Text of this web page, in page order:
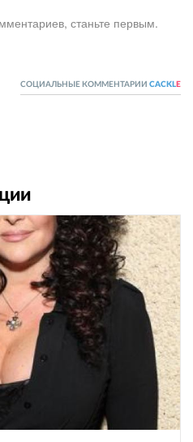
станьте первым.
СОЦИАЛЬНЫЕ КОММЕНТАРИИ CACKL E